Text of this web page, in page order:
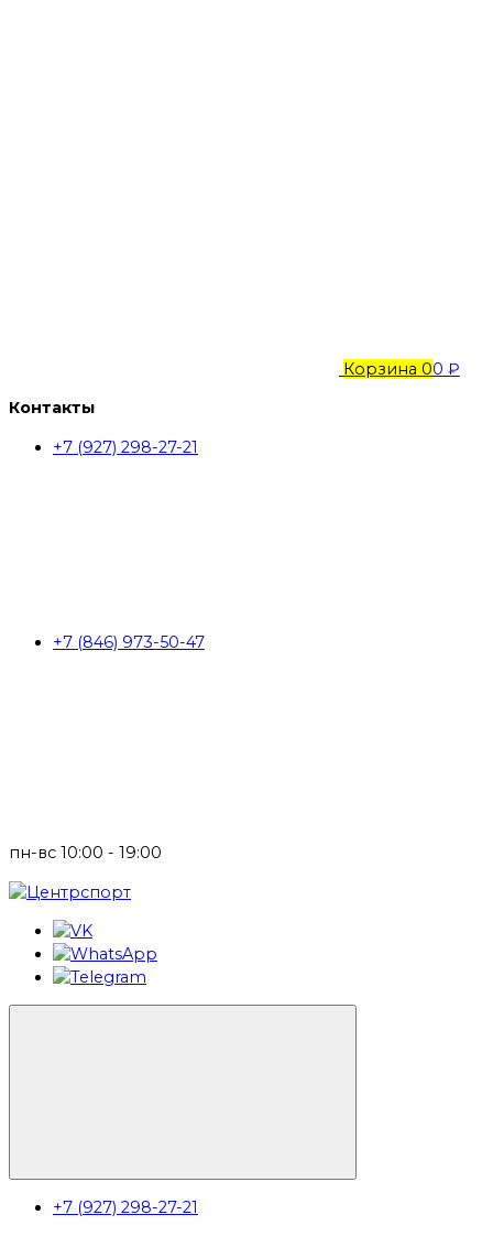
Корзина 00 ₽
Контакты
+7 (927) 298-27-21
+7 (846) 973-50-47
пн-вс 10:00 - 19:00
+7 (927) 298-27-21